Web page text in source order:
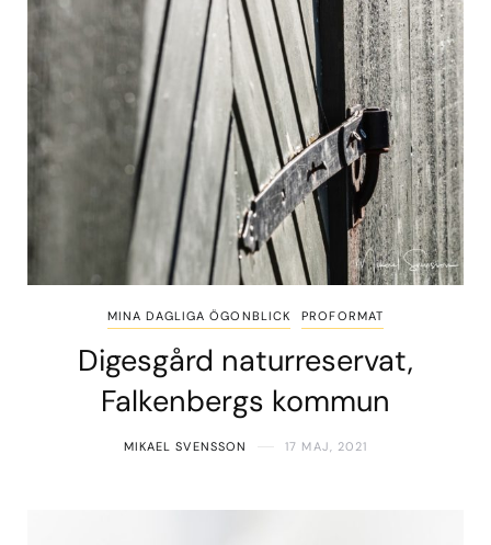
MINA DAGLIGA ÖGONBLICK PROFORMAT
Digesgård naturreservat,
Falkenbergs kommun
MIKAEL SVENSSON 17 MAJ, 2021